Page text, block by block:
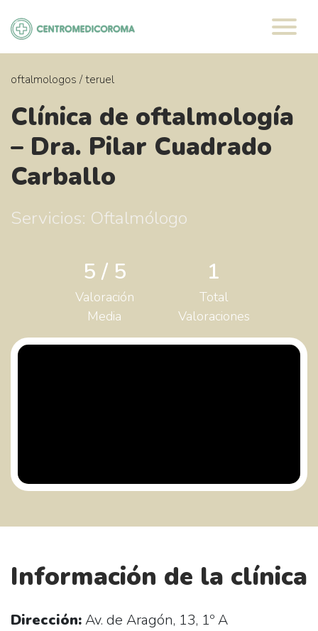
contenido
oftalmologos /teruel
Clínica de oftalmología
– Dra. Pilar Cuadrado
Carballo
Servicios: Oftalmólogo
5 / 5
Valoración
Media
1
Total
Valoraciones
Información de la clínica
Dirección:Av. de Aragón, 13, 1º A